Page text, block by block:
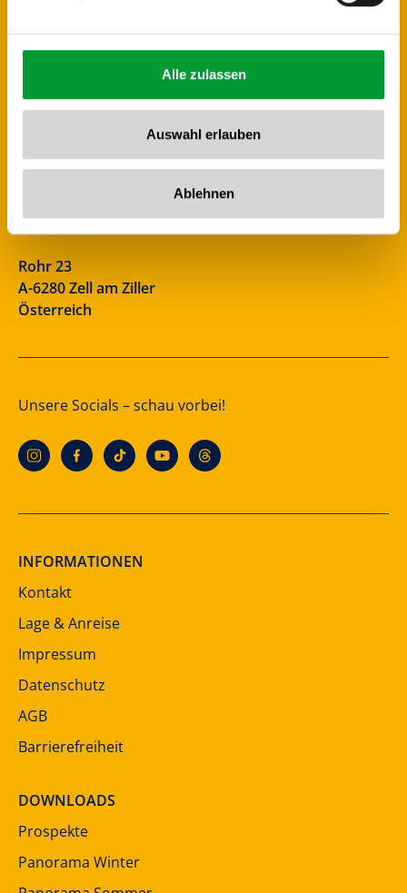
Alle zulassen
Auswahl erlauben
Ablehnen
Rohr 23
A-6280 Zell am Ziller
Österreich
Unsere Socials – schau vorbei!
INFORMATIONEN
Kontakt
Lage & Anreise
Impressum
Datenschutz
AGB
Barrierefreiheit
DOWNLOADS
Prospekte
Panorama Winter